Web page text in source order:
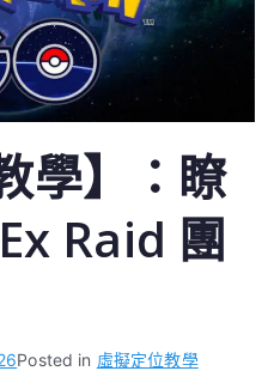
學】：瞭
Raid 團
Posted in 虛擬定位教學